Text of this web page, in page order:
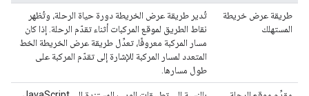
طريقة عرض خريطة
المستهلك
تُدير طريقة عرض الخريطة دورة حياة الرحلة، وتُظهر
نقاط الطريق لموقع المركبات أثناء تقدّم الرحلة. إذا كان
مسار المركبة معروفًا، تعدِّل طريقة عرض الخريطة الخط
المتعدد لمسار المركبة للإشارة إلى تقدّم المركبة على
طول مسارها.